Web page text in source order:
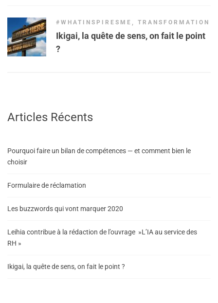
#WHATINSPIRESME , TRANSFORMATION
Ikigai, la quête de sens, on fait le point
?
Articles Récents
Pourquoi faire un bilan de compétences — et comment bien le
choisir
Formulaire de réclamation
Les buzzwords qui vont marquer 2020
Leihia contribue à la rédaction de l’ouvrage »L’IA au service des
RH »
Ikigai, la quête de sens, on fait le point ?